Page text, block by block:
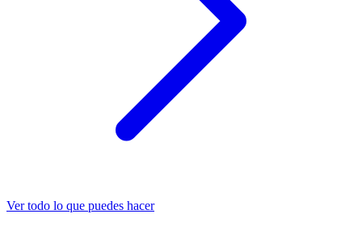
Ver todo lo que puedes hacer